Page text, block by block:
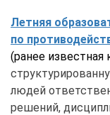
Летняя
по
(ранее известная
людей
решений,